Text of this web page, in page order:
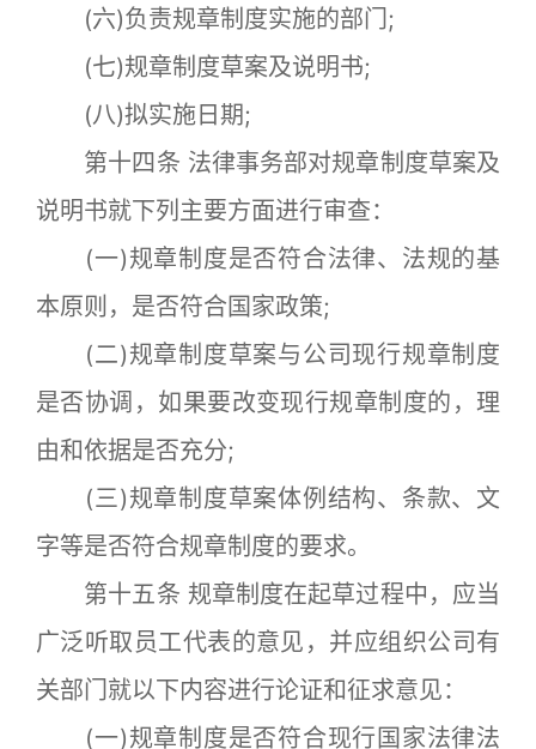
(六)负责规章制度实施的部门;
(七)规章制度草案及说明书;
(八)拟实施日期;
第十四条 法律事务部对规章制度草案及
说明书就下列主要方面进行审查：
(一)规章制度是否符合法律、法规的基
本原则，是否符合国家政策;
(二)规章制度草案与公司现行规章制度
是否协调，如果要改变现行规章制度的，理
由和依据是否充分;
(三)规章制度草案体例结构、条款、文
字等是否符合规章制度的要求。
第十五条 规章制度在起草过程中，应当
广泛听取员工代表的意见，并应组织公司有
关部门就以下内容进行论证和征求意见：
(一)规章制度是否符合现行国家法律法